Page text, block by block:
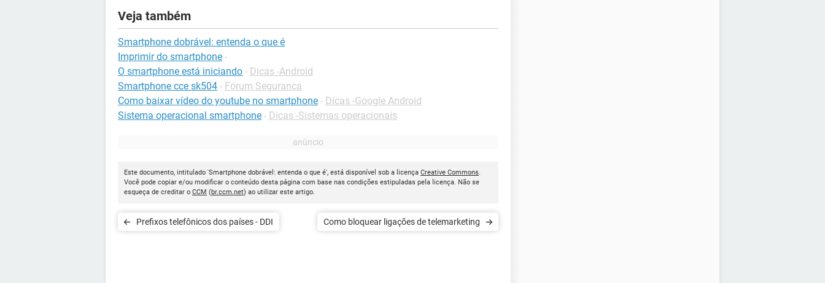
Veja também
Smartphone dobrável: entenda o que é
Imprimir do smartphone -
O smartphone está iniciando - Dicas -Android
Smartphone cce sk504 - Fórum Segurança
Como baixar vídeo do youtube no smartphone - Dicas -Google Android
Sistema operacional smartphone - Dicas -Sistemas operacionais
Este documento, intitulado 'Smartphone dobrável: entenda o que é', está disponível sob a licença Creative Commons.
Você pode copiar e/ou modificar o conteúdo desta página com base nas condições estipuladas pela licença. Não se
esqueça de creditar o CCM (br.ccm.net) ao utilizar este artigo.
Prefixos telefônicos dos países - DDI Como bloquear ligações de telemarketing